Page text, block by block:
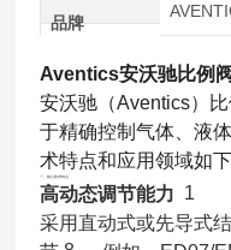
品牌
Aventics安沃驰比例阀
安沃驰（Aventics）
于精确控制气体、液
术特点和应用领域如下
一、核心技术特点
高动态调节能力 1
采用直动式或先导式